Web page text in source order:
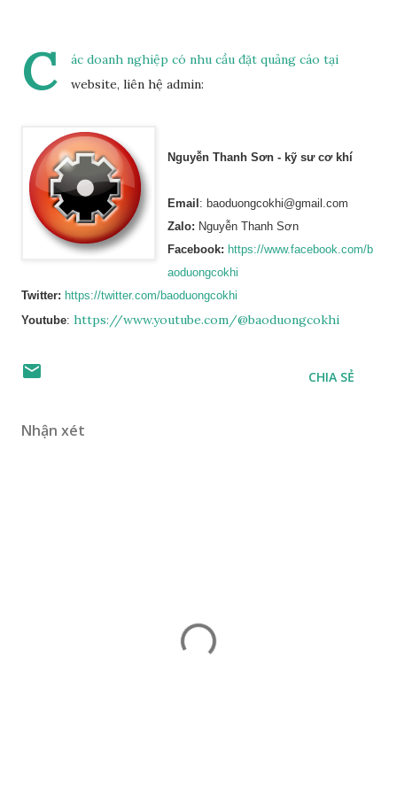
C
ác doanh nghiệp có nhu cầu đặt quảng cáo tại
website, liên hệ admin:
Nguyễn Thanh Sơn - kỹ sư cơ khí
Email : baoduongcokhi@gmail.com
Zalo: Nguyễn Thanh Sơn
Facebook: https://www.facebook.com/b
aoduongcokhi
Twitter: https://twitter.com/baoduongcokhi
Youtube: https://www.youtube.com/@baoduongcokhi
CHIA SẺ
Nhận xét